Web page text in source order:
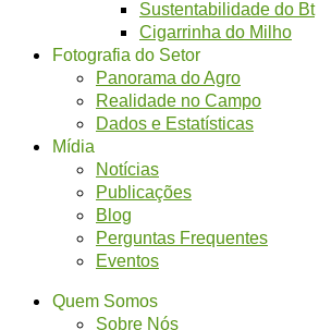
Sustentabilidade do Bt
Cigarrinha do Milho
Fotografia do Setor
Panorama do Agro
Realidade no Campo
Dados e Estatísticas
Mídia
Notícias
Publicações
Blog
Perguntas Frequentes
Eventos
Quem Somos
Sobre Nós